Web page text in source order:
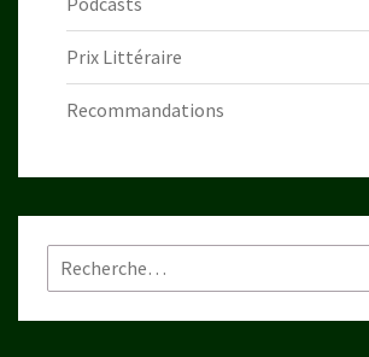
Prix Littéraire
Recommandations
Rechercher :